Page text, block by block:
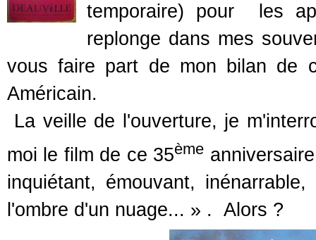
temporaire) pour les
replonge dans mes
vous faire part de mon bilan de
Américain.
La veille de l'ouverture, je
moi le film de ce 35ème
inquiétant, émouvant,
l'ombre d'un nuage... » . Alors ?